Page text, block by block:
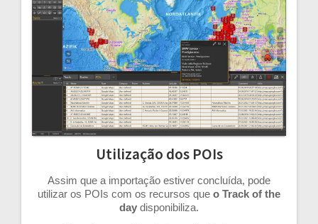
Utilização dos POIs
Assim que a importação estiver concluída, pode
utilizar os POIs com os recursos que o Track of the
day disponibiliza.